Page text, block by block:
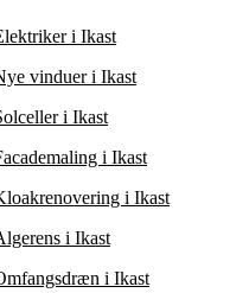
den bedst mulige pris,
i Ikast
vinduer i Ikast
i Ikast
i Ikast
i Ikast
i Ikast
i Ikast